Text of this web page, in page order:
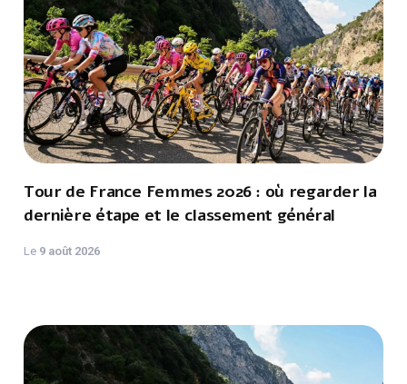
Tour de France Femmes 2026 : où regarder la
dernière étape et le classement général
Le 9 août 2026